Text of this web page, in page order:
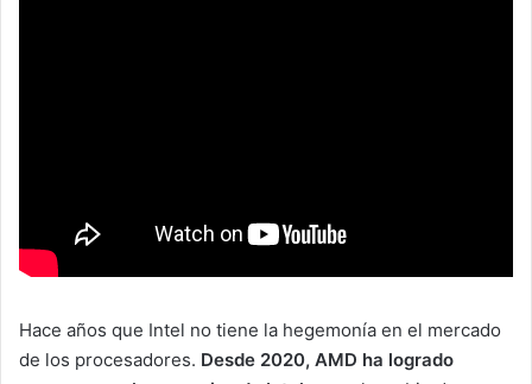
Hace años que Intel no tiene la hegemonía en el mercado
de los procesadores. Desde 2020, AMD ha logrado